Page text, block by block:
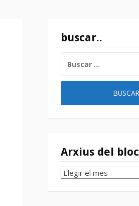
buscar..
Arxius del bloc
Arxius
bloc